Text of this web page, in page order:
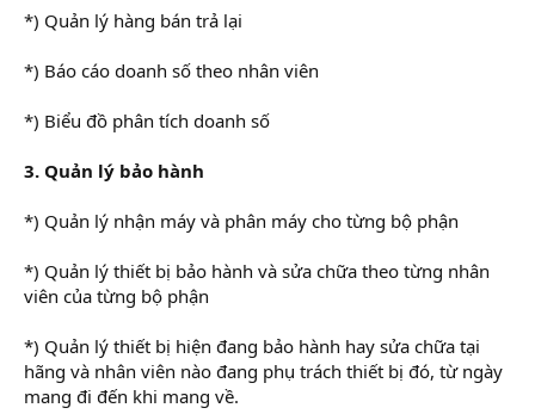
*) Quản lý hàng bán trả lại
*) Báo cáo doanh số theo nhân viên
*) Biểu đồ phân tích doanh số
3. Quản lý bảo hành
*) Quản lý nhận máy và phân máy cho từng bộ phận
*) Quản lý thiết bị bảo hành và sửa chữa theo từng nhân
viên của từng bộ phận
*) Quản lý thiết bị hiện đang bảo hành hay sửa chữa tại
hãng và nhân viên nào đang phụ trách thiết bị đó, từ ngày
mang đi đến khi mang về.